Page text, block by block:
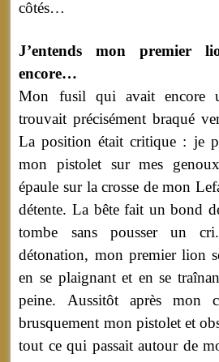
côtés…
J’entends mon premier
encore…
Mon fusil qui avait encore
trouvait précisément braqué
La position était critique : je
mon pistolet sur mes
épaule sur la crosse de mon
détente. La bête fait un bond
tombe sans pousser un
détonation, mon premier lion
en se plaignant et en se
peine. Aussitôt après mon
brusquement mon pistolet et
tout ce qui passait autour de